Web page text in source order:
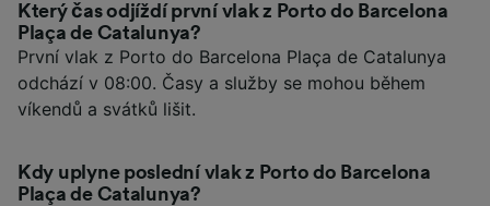
Který čas odjíždí první vlak z Porto do Barcelona
Plaça de Catalunya?
První vlak z Porto do Barcelona Plaça de Catalunya
odchází v 08:00. Časy a služby se mohou během
víkendů a svátků lišit.
Kdy uplyne poslední vlak z Porto do Barcelona
Plaça de Catalunya?